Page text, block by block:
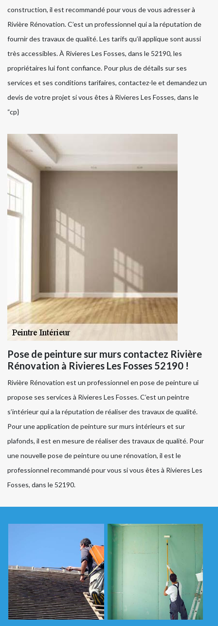
construction, il est recommandé pour vous de vous adresser à
Rivière Rénovation. C’est un professionnel qui a la réputation de
fournir des travaux de qualité. Les tarifs qu’il applique sont aussi
très accessibles. À Rivieres Les Fosses, dans le 52190, les
propriétaires lui font confiance. Pour plus de détails sur ses
services et ses conditions tarifaires, contactez-le et demandez un
devis de votre projet si vous êtes à Rivieres Les Fosses, dans le
“cp}
Pose de peinture sur murs contactez Rivière
Rénovation à Rivieres Les Fosses 52190 !
Rivière Rénovation est un professionnel en pose de peinture ui
propose ses services à Rivieres Les Fosses. C’est un peintre
s’intérieur qui a la réputation de réaliser des travaux de qualité.
Pour une application de peinture sur murs intérieurs et sur
plafonds, il est en mesure de réaliser des travaux de qualité. Pour
une nouvelle pose de peinture ou une rénovation, il est le
professionnel recommandé pour vous si vous êtes à Rivieres Les
Fosses, dans le 52190.